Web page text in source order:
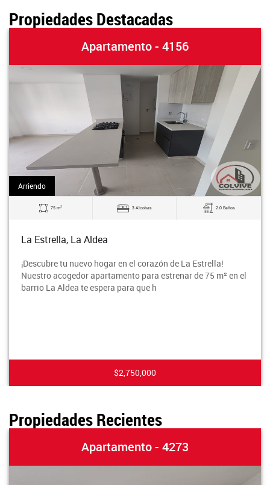
Propiedades Destacadas
Apartamento - 4156
Arriendo
75 m2 3 Alcobas 2.0 Baños
La Estrella, La Aldea
¡Descubre tu nuevo hogar en el corazón de La Estrella!
Nuestro acogedor apartamento para estrenar de 75 m² en el
barrio La Aldea te espera para que h
$2,750,000
Propiedades Recientes
Apartamento - 4273